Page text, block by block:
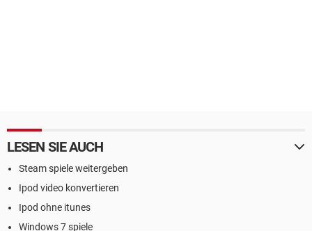
LESEN SIE AUCH
Steam spiele weitergeben
Ipod video konvertieren
Ipod ohne itunes
Windows 7 spiele